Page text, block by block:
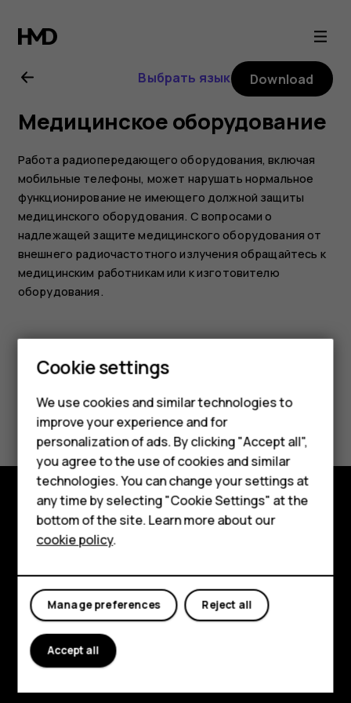
Nokia
8.1
user
guide
Smartphones
Feature phones
Phones for kids
Accessories
HMD Terra M
For business
Tablets
Выбрать язык Download
Медицинское оборудование
Работа радиопередающего оборудования, включая
мобильные телефоны, может нарушать нормальное
функционирование не имеющего должной защиты
медицинского оборудования. С вопросами о
надлежащей защите медицинского оборудования от
внешнего радиочастотного излучения обращайтесь к
медицинским работникам или к изготовителю
оборудования.
Did you find this helpful?
Yes No
Explore
Planet and people
Support
FacebookInstagram
Tiktok
Cookie settings
We use cookies and similar technologies to
improve your experience and for
personalization of ads. By clicking "Accept all",
you agree to the use of cookies and similar
technologies. You can change your settings at
any time by selecting "Cookie Settings" at the
bottom of the site. Learn more about our
cookie policy.
Reject all
Manage preferences
Accept all